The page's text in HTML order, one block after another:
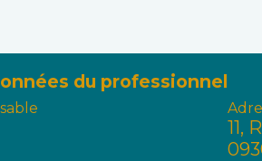
du professionnel
11,